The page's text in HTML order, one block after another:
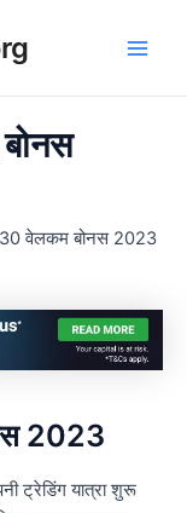
वेलकम बोनस 2023
2023
ट्रेडिंग यात्रा शुरू